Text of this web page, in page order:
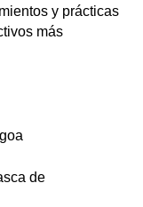
y prácticas
más
de